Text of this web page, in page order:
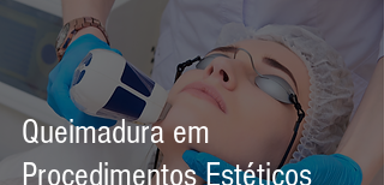
Queimadura em
Procedimentos Estéticos